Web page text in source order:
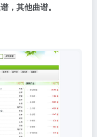
，其他曲谱。